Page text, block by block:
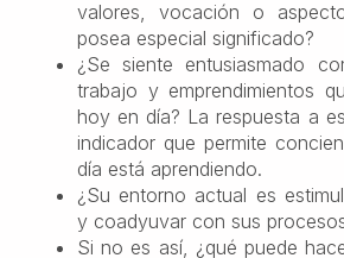
valores, vocación o
posea especial significado?
¿Se siente entusiasmado
trabajo y emprendimientos
hoy en día? La respuesta a
indicador que permite
día está aprendiendo.
¿Su entorno actual es
y coadyuvar con sus
Si no es así, ¿qué puede